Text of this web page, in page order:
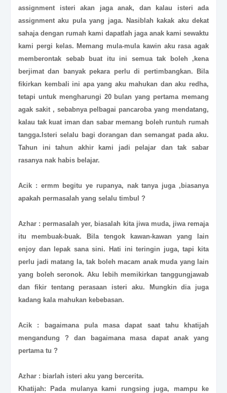
assignment isteri akan jaga anak, dan kalau isteri ada
assignment aku pula yang jaga. Nasiblah kakak aku dekat
sahaja dengan rumah kami dapatlah jaga anak kami sewaktu
kami pergi kelas. Memang mula-mula kawin aku rasa agak
memberontak sebab buat itu ini semua tak boleh ,kena
berjimat dan banyak pekara perlu di pertimbangkan. Bila
fikirkan kembali ini apa yang aku mahukan dan aku redha,
tetapi untuk mengharungi 20 bulan yang pertama memang
agak sakit , sebabnya pelbagai pancaroba yang mendatang,
kalau tak kuat iman dan sabar memang boleh runtuh rumah
tangga.Isteri selalu bagi dorangan dan semangat pada aku.
Tahun ini tahun akhir kami jadi pelajar dan tak sabar
rasanya nak habis belajar.
Acik : ermm begitu ye rupanya, nak tanya juga ,biasanya
apakah permasalah yang selalu timbul ?
Azhar : permasalah yer, biasalah kita jiwa muda, jiwa remaja
itu membuak-buak. Bila tengok kawan-kawan yang lain
enjoy dan lepak sana sini. Hati ini teringin juga, tapi kita
perlu jadi matang la, tak boleh macam anak muda yang lain
yang boleh seronok. Aku lebih memikirkan tanggungjawab
dan fikir tentang perasaan isteri aku. Mungkin dia juga
kadang kala mahukan kebebasan.
Acik : bagaimana pula masa dapat saat tahu khatijah
mengandung ? dan bagaimana masa dapat anak yang
pertama tu ?
Azhar : biarlah isteri aku yang bercerita.
Khatijah: Pada mulanya kami rungsing juga, mampu ke